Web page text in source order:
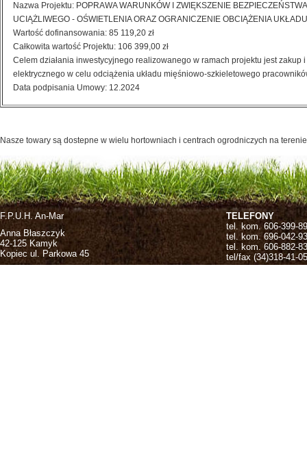
Nazwa Projektu: POPRAWA WARUNKÓW I ZWIĘKSZENIE
UCIĄŻLIWEGO - OŚWIETLENIA ORAZ OGRANICZENIE OBCIĄŻENIA
Wartość dofinansowania: 85 119,20 zł
Całkowita wartość Projektu: 106 399,00 zł
Celem działania inwestycyjnego realizowanego w ramach projektu jest
elektrycznego w celu odciążenia układu mięśniowo-szkieletowego
Data podpisania Umowy: 12.2024
Nasze towary są dostepne w wielu hortowniach i centrach ogrodniczych na
F.P.U.H. An-Mar
Anna Błaszczyk
42-125 Kamyk
Kopiec ul. Parkowa 45
TELEFONY
tel. kom. 606-399-
tel. kom. 696-042-
tel. kom. 606-882-
tel/fax (34)318-41-05